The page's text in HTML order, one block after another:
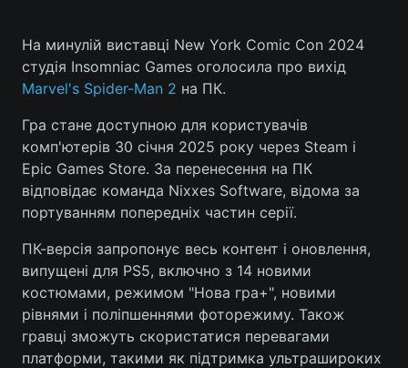
На минулій виставці New York Comic Con 2024
студія Insomniac Games оголосила про вихід
Marvel's Spider-Man 2 на ПК.
Гра стане доступною для користувачів
комп'ютерів 30 січня 2025 року через Steam і
Epic Games Store. За перенесення на ПК
відповідає команда Nixxes Software, відома за
портуванням попередніх частин серії.
ПК-версія запропонує весь контент і оновлення,
випущені для PS5, включно з 14 новими
костюмами, режимом "Нова гра+", новими
рівнями і поліпшеннями фоторежиму. Також
гравці зможуть скористатися перевагами
платформи, такими як підтримка ультрашироких